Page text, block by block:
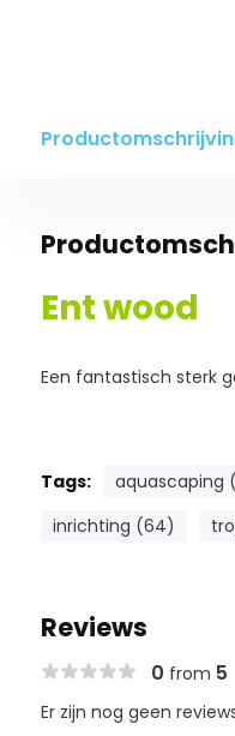
Ent wood
Een fantastisch sterk
Tags: aquascaping
inrichting (64)
Reviews
0 from 5
Er zijn nog geen